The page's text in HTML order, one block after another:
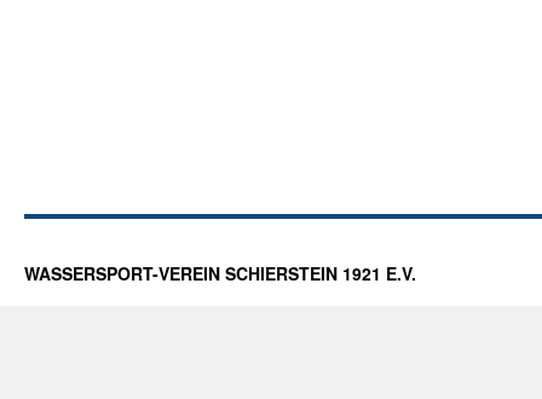
WASSERSPORT-VEREIN SCHIERSTEIN 1921 E.V.